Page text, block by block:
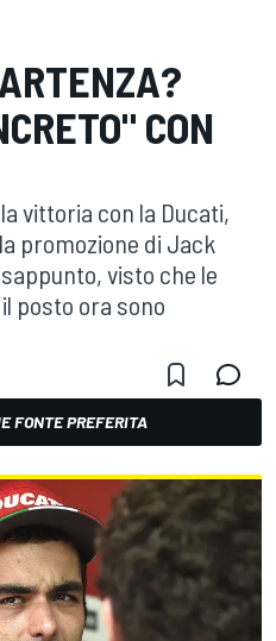
CON
vittoria con la Ducati,
promozione di Jack
visto che le
posto ora sono
FONTE PREFERITA